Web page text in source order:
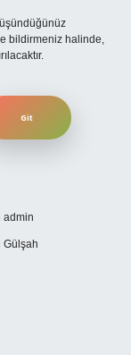
bildirmeniz halinde,
admin
Gülşah